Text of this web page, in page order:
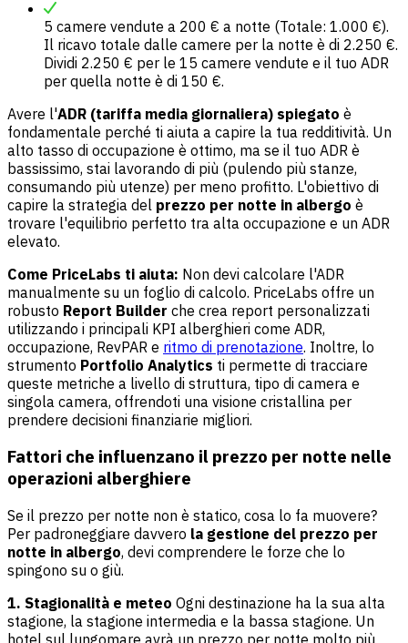
5 camere vendute a 200 € a notte (Totale: 1.000 €).
Il ricavo totale dalle camere per la notte è di 2.250 €.
Dividi 2.250 € per le 15 camere vendute e il tuo ADR
per quella notte è di 150 €.
Avere l'ADR (tariffa media giornaliera) spiegato è
fondamentale perché ti aiuta a capire la tua redditività. Un
alto tasso di occupazione è ottimo, ma se il tuo ADR è
bassissimo, stai lavorando di più (pulendo più stanze,
consumando più utenze) per meno profitto. L'obiettivo di
capire la strategia del prezzo per notte in albergo è
trovare l'equilibrio perfetto tra alta occupazione e un ADR
elevato.
Come PriceLabs ti aiuta: Non devi calcolare l'ADR
manualmente su un foglio di calcolo. PriceLabs offre un
robusto Report Builder che crea report personalizzati
utilizzando i principali KPI alberghieri come ADR,
occupazione, RevPAR e ritmo di prenotazione. Inoltre, lo
strumento Portfolio Analytics ti permette di tracciare
queste metriche a livello di struttura, tipo di camera e
singola camera, offrendoti una visione cristallina per
prendere decisioni finanziarie migliori.
Fattori che influenzano il prezzo per notte nelle
operazioni alberghiere
Se il prezzo per notte non è statico, cosa lo fa muovere?
Per padroneggiare davvero la gestione del prezzo per
notte in albergo, devi comprendere le forze che lo
spingono su o giù.
1. Stagionalità e meteo Ogni destinazione ha la sua alta
stagione, la stagione intermedia e la bassa stagione. Un
hotel sul lungomare avrà un prezzo per notte molto più